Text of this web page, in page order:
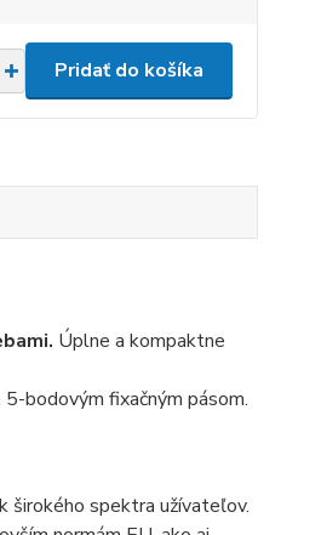
Pridať do košíka
Úplne a kompaktne
bodovým fixačným pásom.
širokého spektra užívateľov.